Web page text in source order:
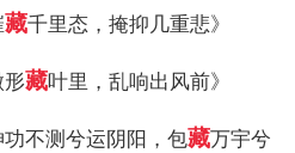
藏千里态，掩抑几重悲》
形藏叶里，乱响出风前》
不测兮运阴阳，包藏万宇兮